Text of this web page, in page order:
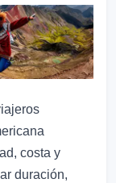
costa y
duración,